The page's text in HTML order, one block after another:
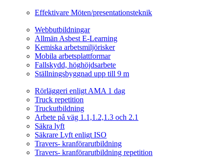
Effektivare Möten/presentationsteknik
Webbutbildningar
Allmän Asbest E-Learning
Kemiska arbetsmiljörisker
Mobila arbetsplattformar
Fallskydd, höghöjdsarbete
Ställningsbyggnad upp till 9 m
Rörläggeri enligt AMA 1 dag
Truck repetition
Truckutbildning
Arbete på väg 1.1,1.2,1.3 och 2.1
Säkra lyft
Säkrare Lyft enligt ISO
Travers- kranförarutbildning
Travers- kranförarutbildning repetition